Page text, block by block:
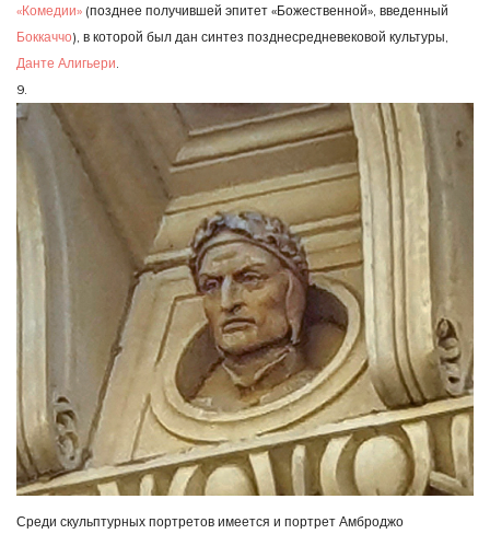
«Комедии» (позднее получившей эпитет «Божественной», введенный
Боккаччо), в которой был дан синтез позднесредневековой культуры,
Данте Алигьери
9.
Среди скульптурных портретов имеется и портрет Амброджо